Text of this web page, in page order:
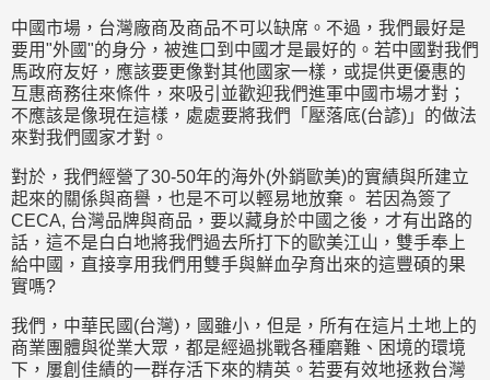
中國市場，台灣廠商及商品不可以缺席。不過，我們最好是
要用"外國"的身分，被進口到中國才是最好的。若中國對我們
馬政府友好，應該要更像對其他國家一樣，或提供更優惠的
互惠商務往來條件，來吸引並歡迎我們進軍中國市場才對；
不應該是像現在這樣，處處要將我們「壓落底(台諺)」的做法
來對我們國家才對。
對於，我們經營了30-50年的海外(外銷歐美)的實績與所建立
起來的關係與商譽，也是不可以輕易地放棄。 若因為簽了
CECA, 台灣品牌與商品，要以藏身於中國之後，才有出路的
話，這不是白白地將我們過去所打下的歐美江山，雙手奉上
給中國，直接享用我們用雙手與鮮血孕育出來的這豐碩的果
實嗎?
我們，中華民國(台灣)，國雖小，但是，所有在這片土地上的
商業團體與從業大眾，都是經過挑戰各種磨難、困境的環境
下，屢創佳績的一群存活下來的精英。若要有效地拯救台灣